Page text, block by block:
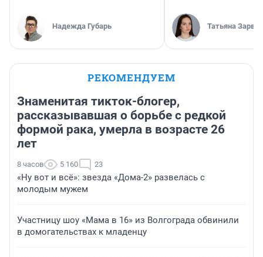
Надежда Губарь Татьяна Зарва
РЕКОМЕНДУЕМ
Знаменитая тикток-блогер,
рассказывавшая о борьбе с редкой
формой рака, умерла в возрасте 26
лет
8 часов 5 160 23
«Ну вот и всё»: звезда «Дома-2» развелась с
молодым мужем
Участницу шоу «Мама в 16» из Волгограда обвинили
в домогательствах к младенцу